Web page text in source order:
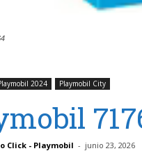
2024 Playmobil City
Click - Playmobil - junio 23, 2026